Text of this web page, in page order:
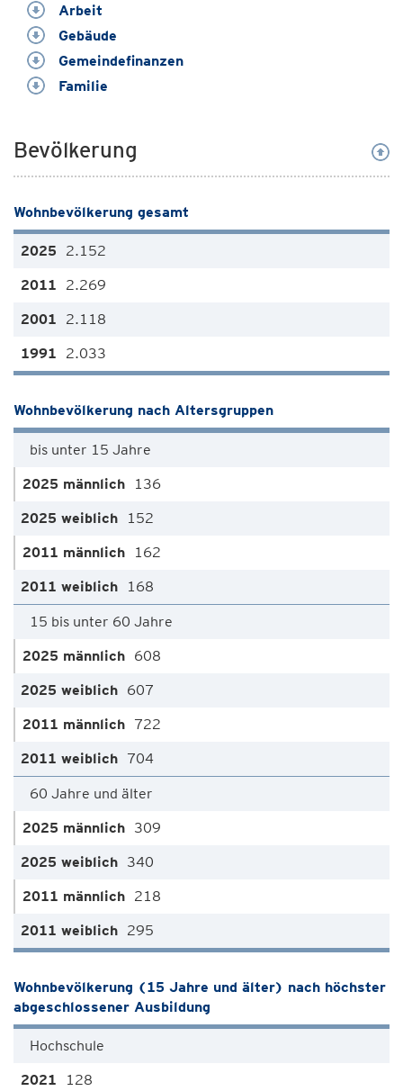
Arbeit
Gebäude
Gemeindefinanzen
Familie
Bevölkerung
Wohnbevölkerung gesamt
2.152
2.269
2.118
2.033
Wohnbevölkerung nach Altersgruppen
bis unter 15 Jahre
136
152
162
168
15 bis unter 60 Jahre
608
607
722
704
60 Jahre und älter
309
340
218
295
Wohnbevölkerung (15 Jahre und älter) nach höchster
abgeschlossener Ausbildung
Hochschule
128